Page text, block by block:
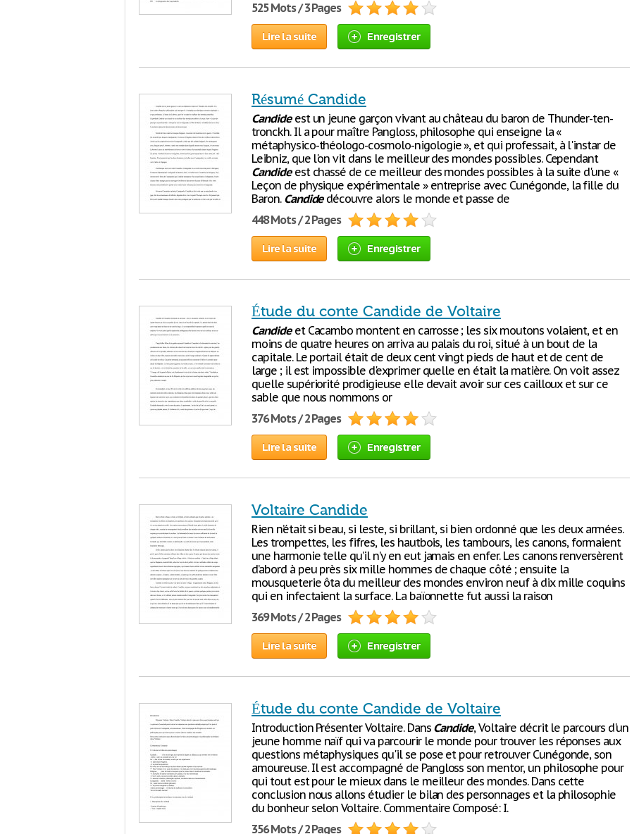
525 Mots / 3 Pages
Lire la suite Enregistrer
Résumé Candide
Candideest un jeune garçon vivant au château du baron de Thunder-ten-
tronckh. Il a pour maître Pangloss, philosophe qui enseigne la «
métaphysico-théologo-cosmolo-nigologie », et qui professait, à l'instar de
Leibniz, que l'on vit dans le meilleur des mondes possibles. Cependant
Candideest chassé de ce meilleur des mondes possibles à la suite d'une «
Leçon de physique expérimentale » entreprise avec Cunégonde, la fille du
Baron. Candidedécouvre alors le monde et passe de
448 Mots / 2 Pages
Lire la suite Enregistrer
Étude du conte Candide de Voltaire
Candideet Cacambo montent en carrosse ; les six moutons volaient, et en
moins de quatre heures on arriva au palais du roi, situé à un bout de la
capitale. Le portail était de deux cent vingt pieds de haut et de cent de
large ; il est impossible d'exprimer quelle en était la matière. On voit assez
quelle supériorité prodigieuse elle devait avoir sur ces cailloux et sur ce
sable que nous nommons or
376 Mots / 2 Pages
Lire la suite Enregistrer
Voltaire Candide
Rien n’était si beau, si leste, si brillant, si bien ordonné que les deux armées.
Les trompettes, les fifres, les hautbois, les tambours, les canons, formaient
une harmonie telle qu’il n’y en eut jamais en enfer. Les canons renversèrent
d’abord à peu près six mille hommes de chaque côté ; ensuite la
mousqueterie ôta du meilleur des mondes environ neuf à dix mille coquins
qui en infectaient la surface. La baïonnette fut aussi la raison
369 Mots / 2 Pages
Lire la suite Enregistrer
Étude du conte Candide de Voltaire
Introduction Présenter Voltaire. Dans Candide, Voltaire décrit le parcours d'un
jeune homme naïf qui va parcourir le monde pour trouver les réponses aux
questions métaphysiques qu'il se pose et pour retrouver Cunégonde, son
amoureuse. Il est accompagné de Pangloss son mentor, un philosophe pour
qui tout est pour le mieux dans le meilleur des mondes. Dans cette
conclusion nous allons étudier le bilan des personnages et la philosophie
du bonheur selon Voltaire. Commentaire Composé: I.
356 Mots / 2 Pages